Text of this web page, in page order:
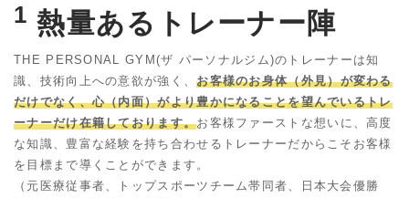
1 熱量あるトレーナー陣
THE PERSONAL GYM(ザ パーソナルジム)のトレーナーは知
識、技術向上への意欲が強く、お客様のお身体（外見）が変わる
だけでなく、心（内面）がより豊かになることを望んでいるトレ
ーナーだけ在籍しております。お客様ファーストな想いに、高度
な知識、豊富な経験を持ち合わせるトレーナーだからこそお客様
を目標まで導くことができます。
（元医療従事者、トップスポーツチーム帯同者、日本大会優勝